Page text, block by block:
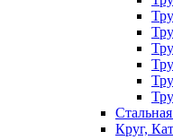
Круг,